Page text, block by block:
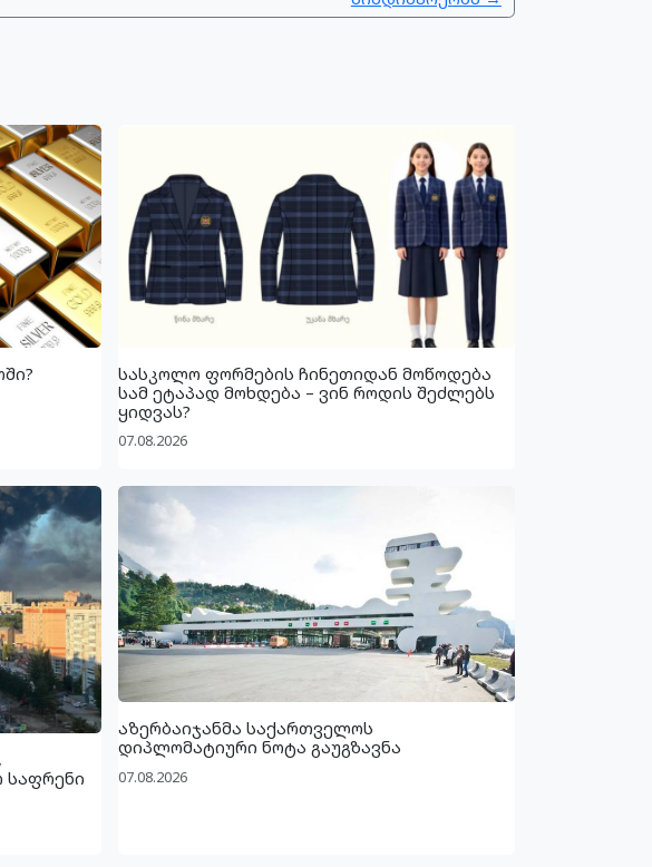
სასკოლო ფორმების ჩინეთიდან მოწოდება
სამ ეტაპად მოხდება – ვინ როდის შეძლებს
ყიდვას?
07.08.2026
საფრენი
აზერბაიჯანმა საქართველოს
დიპლომატიური ნოტა გაუგზავნა
07.08.2026